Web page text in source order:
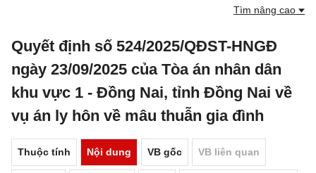
Tìm nâng cao
Quyết định số 524/2025/QĐST-HNGĐ
ngày 23/09/2025 của Tòa án nhân dân
khu vực 1 - Đồng Nai, tỉnh Đồng Nai về
vụ án ly hôn về mâu thuẫn gia đình
Thuộc tính Nội dung VB gốc VB liên quan